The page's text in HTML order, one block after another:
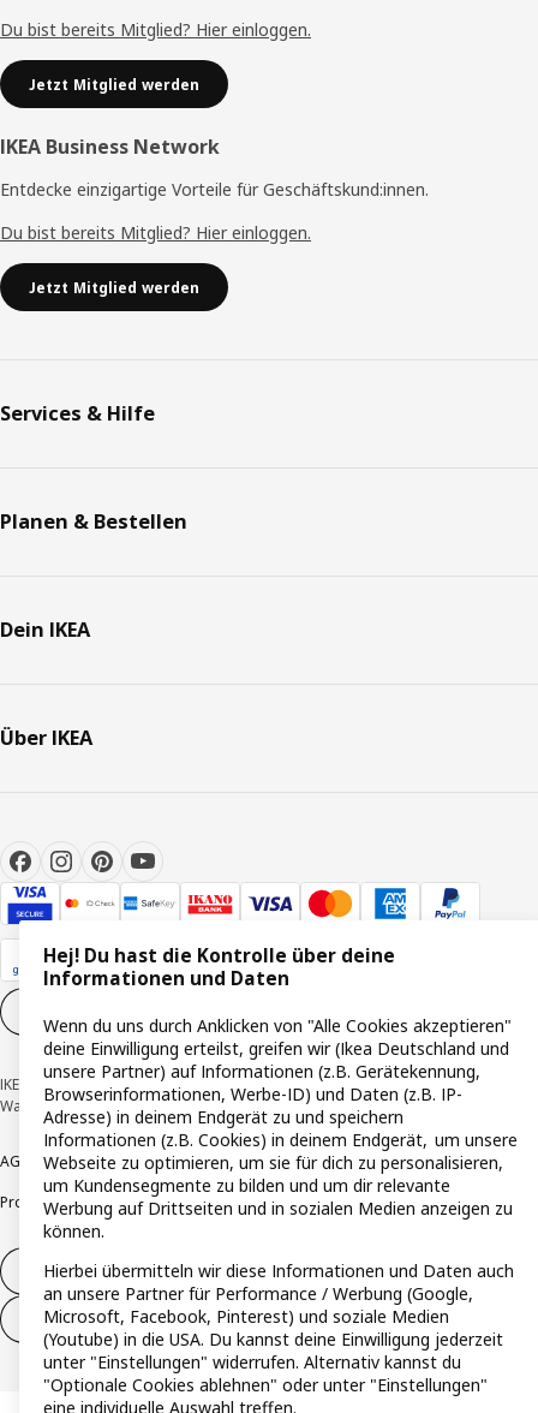
Du bist bereits Mitglied? Hier einloggen.
Jetzt Mitglied werden
IKEA Business Network
Entdecke einzigartige Vorteile für Geschäftskund:innen.
Du bist bereits Mitglied? Hier einloggen.
Jetzt Mitglied werden
Services & Hilfe
Planen & Bestellen
Dein IKEA
Über IKEA
IKEA Deutschland GmbH & Co. KG - Am Wandersmann 2-4, 65719 Hofheim-
Wallau © Inter IKEA Systems B.V. 1999-2026
AGB BarrierefreiheitCookie-RichtlinieDatenschutzerklärungImpressum
ProduktrückrufeResponsible DisclosureVertrauensstelle
Vertrag widerrufen
Vertrag widerrufen (Services & Leistungen)
Hej! Du hast die Kontrolle über deine
Informationen und Daten
Wenn du uns durch Anklicken von "Alle Cookies akzeptieren"
deine Einwilligung erteilst, greifen wir (Ikea Deutschland und
unsere Partner) auf Informationen (z.B. Gerätekennung,
Browserinformationen, Werbe-ID) und Daten (z.B. IP-
Adresse) in deinem Endgerät zu und speichern
Informationen (z.B. Cookies) in deinem Endgerät, um unsere
Webseite zu optimieren, um sie für dich zu personalisieren,
um Kundensegmente zu bilden und um dir relevante
Werbung auf Drittseiten und in sozialen Medien anzeigen zu
können.
Hierbei übermitteln wir diese Informationen und Daten auch
an unsere Partner für Performance / Werbung (Google,
Microsoft, Facebook, Pinterest) und soziale Medien
(Youtube) in die USA. Du kannst deine Einwilligung jederzeit
unter "Einstellungen" widerrufen. Alternativ kannst du
"Optionale Cookies ablehnen" oder unter "Einstellungen"
eine individuelle Auswahl treffen.